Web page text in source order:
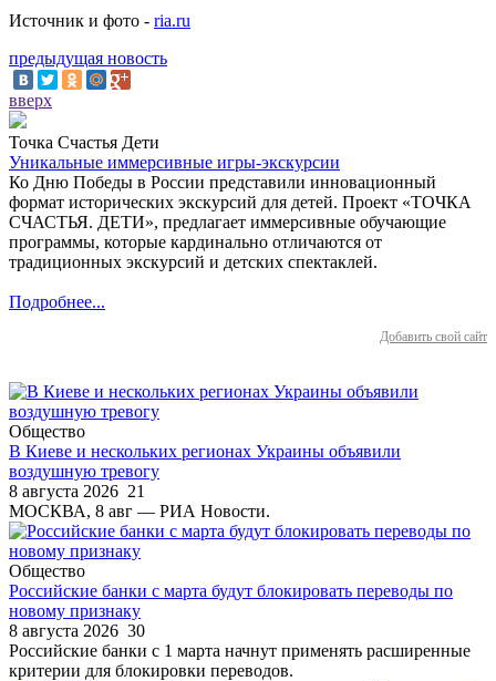
Источник и фото - ria.ru
предыдущая новость
вверх
Точка Счастья Дети
Уникальные иммерсивные игры-экскурсии
Ко Дню Победы в России представили инновационный
формат исторических экскурсий для детей. Проект «ТОЧКА
СЧАСТЬЯ. ДЕТИ», предлагает иммерсивные обучающие
программы, которые кардинально отличаются от
традиционных экскурсий и детских спектаклей.
Подробнее...
Добавить свой сайт
Общество
В Киеве и нескольких регионах Украины объявили
воздушную тревогу
8 августа 2026 21
МОСКВА, 8 авг — РИА Новости.
Общество
Российские банки с марта будут блокировать переводы по
новому признаку
8 августа 2026 30
Российские банки с 1 марта начнут применять расширенные
критерии для блокировки переводов.